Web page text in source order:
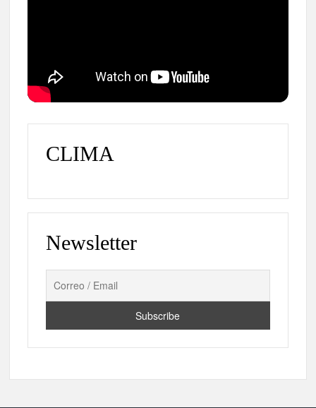
CLIMA
Newsletter